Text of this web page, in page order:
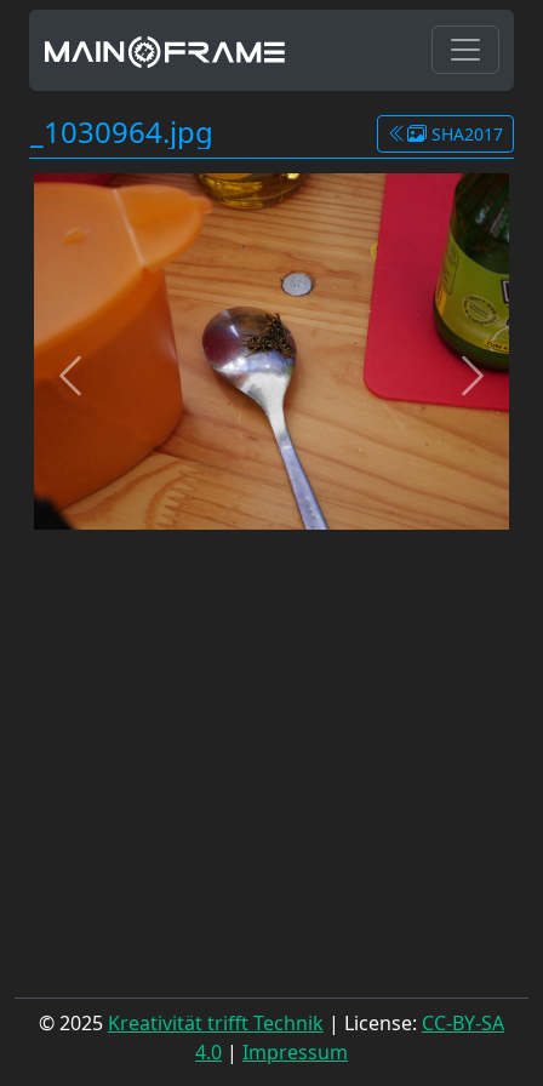
_1030964.jpg SHA2017
© 2025 Kreativität trifft Technik | License: CC-BY-SA
4.0 | Impressum